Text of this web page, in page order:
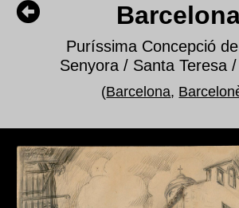
Puríssima Concepció
Senyora / Santa Teresa
(Barcelona,